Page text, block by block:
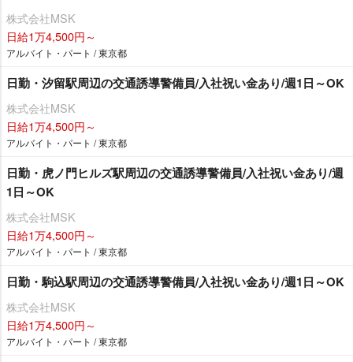
株式会社MSK
日給1万4,500円～
アルバイト・パート / 東京都
日勤・汐留駅周辺の交通誘導警備員/入社祝い金あり/週1日～OK
株式会社MSK
日給1万4,500円～
アルバイト・パート / 東京都
日勤・虎ノ門ヒルズ駅周辺の交通誘導警備員/入社祝い金あり/週
1日～OK
株式会社MSK
日給1万4,500円～
アルバイト・パート / 東京都
日勤・駒込駅周辺の交通誘導警備員/入社祝い金あり/週1日～OK
株式会社MSK
日給1万4,500円～
アルバイト・パート / 東京都